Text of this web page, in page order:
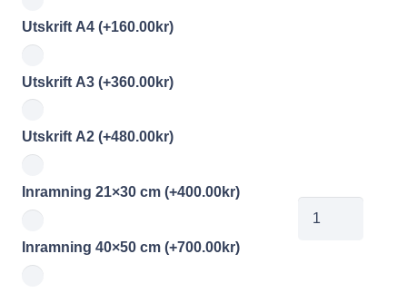
Utskrift A4 (+160.00kr)
Utskrift A3 (+360.00kr)
Utskrift A2 (+480.00kr)
Inramning 21×30 cm (+400.00kr)
Inramning 40×50 cm (+700.00kr)